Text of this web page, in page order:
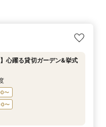
心躍る貸切ガーデン&挙式
〜
〜